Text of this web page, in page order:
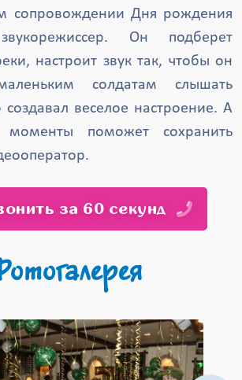
сопровождении Дня рождения
звукорежиссер. Он подберет
настроит звук так, чтобы он
солдатам слышать
веселое настроение. А
поможет сохранить
за 60 секунд